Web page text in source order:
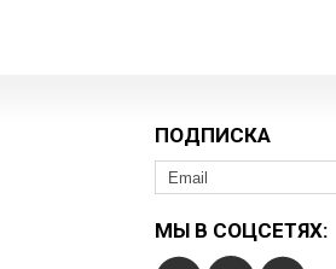
ПОДПИСКА
МЫ В СОЦСЕТЯХ: